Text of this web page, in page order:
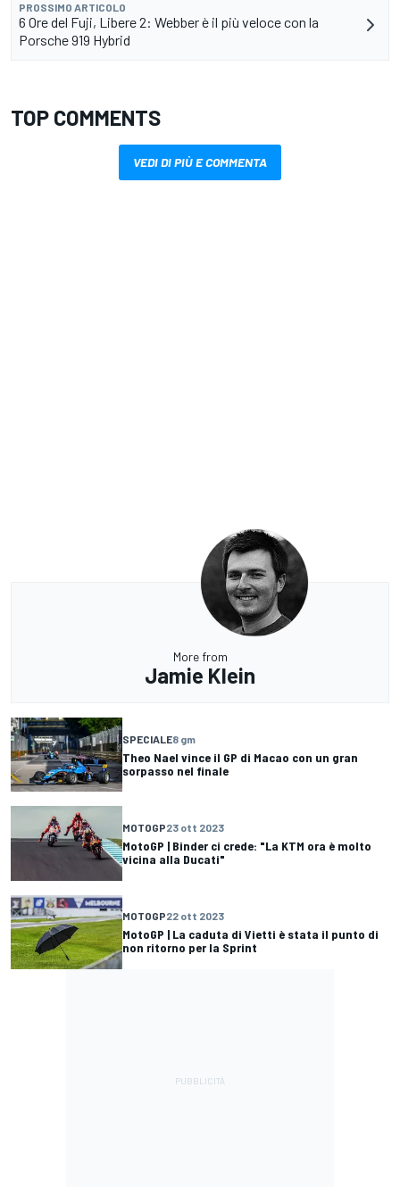
PROSSIMO ARTICOLO
6 Ore del Fuji, Libere 2: Webber è il più veloce con la
Porsche 919 Hybrid
TOP COMMENTS
VEDI DI PIÙ E COMMENTA
More from
Jamie Klein
SPECIALE8 gm
Theo Nael vince il GP di Macao con un gran
sorpasso nel finale
MOTOGP23 ott 2023
MotoGP | Binder ci crede: "La KTM ora è molto
vicina alla Ducati"
MOTOGP22 ott 2023
MotoGP | La caduta di Vietti è stata il punto di
non ritorno per la Sprint